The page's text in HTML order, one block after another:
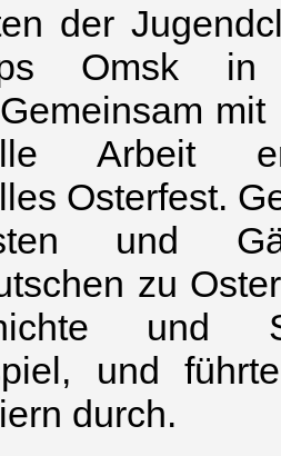
der
Omsk
Arbeit
Osterfest.
und
zu
und
und
durch.